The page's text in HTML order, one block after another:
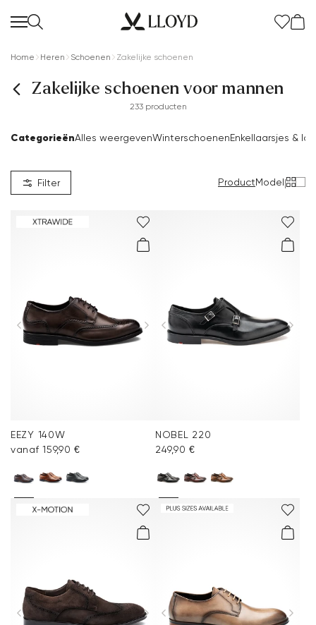
Home Heren Schoenen Zakelijke schoenen
Zakelijke schoenen voor mannen
233 producten
CategorieënAlles weergevenWinterschoenenEnkellaarsjes &
Filter ProductModel|
EEZY 140W
vanaf 159,90 €
NOBEL 220
249,90 €